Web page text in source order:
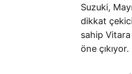
Suzuki,
dikkat
sahip
öne çıkıyor.